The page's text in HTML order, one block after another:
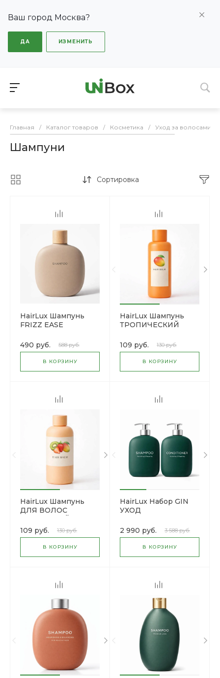
Ваш город Москва?
ДА ИЗМЕНИТЬ
Главная / Каталог товаров / Косметика / Уход за волосами
Шампуни
Сортировка
HairLux Шампунь
FRIZZ EASE
490 руб.
588 руб.
В КОРЗИНУ
HairLux Шампунь
ТРОПИЧЕСКИЙ
109 руб.
130 руб.
В КОРЗИНУ
HairLux Шампунь
ДЛЯ ВОЛОС
109 руб.
130 руб.
В КОРЗИНУ
HairLux Набор GIN
УХОД
2 990 руб. 3 588 руб.
В КОРЗИНУ